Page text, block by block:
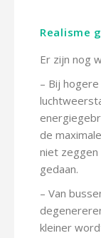
Realisme
Er zijn nog
– Bij
de
niet zeggen
gedaan.
– Van
kleiner